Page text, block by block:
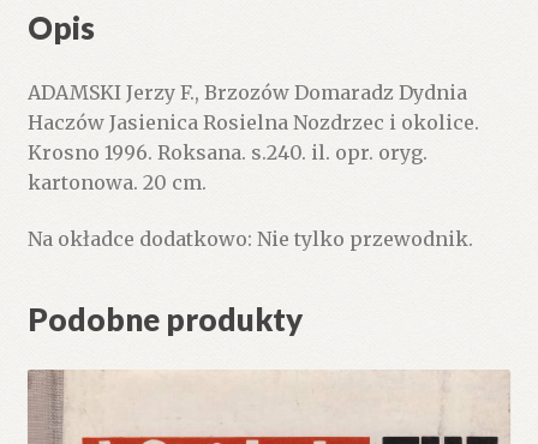
Opis
ADAMSKI Jerzy F., Brzozów Domaradz Dydnia
Haczów Jasienica Rosielna Nozdrzec i okolice.
Krosno 1996. Roksana. s.240. il. opr. oryg.
kartonowa. 20 cm.
Na okładce dodatkowo: Nie tylko przewodnik.
Podobne produkty